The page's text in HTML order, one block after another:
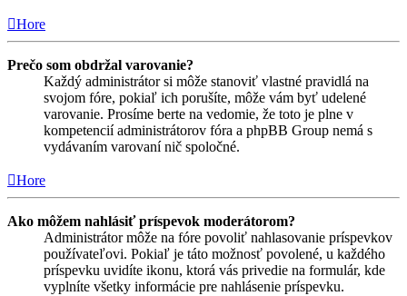
Hore
Prečo som obdržal varovanie?
Každý administrátor si môže stanoviť vlastné pravidlá na
svojom fóre, pokiaľ ich porušíte, môže vám byť udelené
varovanie. Prosíme berte na vedomie, že toto je plne v
kompetencií administrátorov fóra a phpBB Group nemá s
vydávaním varovaní nič spoločné.
Hore
Ako môžem nahlásiť príspevok moderátorom?
Administrátor môže na fóre povoliť nahlasovanie príspevkov
používateľovi. Pokiaľ je táto možnosť povolené, u každého
príspevku uvidíte ikonu, ktorá vás privedie na formulár, kde
vyplníte všetky informácie pre nahlásenie príspevku.